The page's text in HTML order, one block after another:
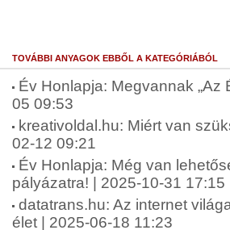
TOVÁBBI ANYAGOK EBBŐL A KATEGÓRIÁBÓL
Év Honlapja: Megvannak „Az
05 09:53
kreativoldal.hu: Miért van
02-12 09:21
Év Honlapja: Még van
pályázatra! | 2025-10-31 17:15
datatrans.hu: Az internet
élet | 2025-06-18 11:23